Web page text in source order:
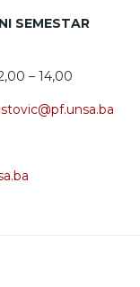
SEMESTAR
– 14,00